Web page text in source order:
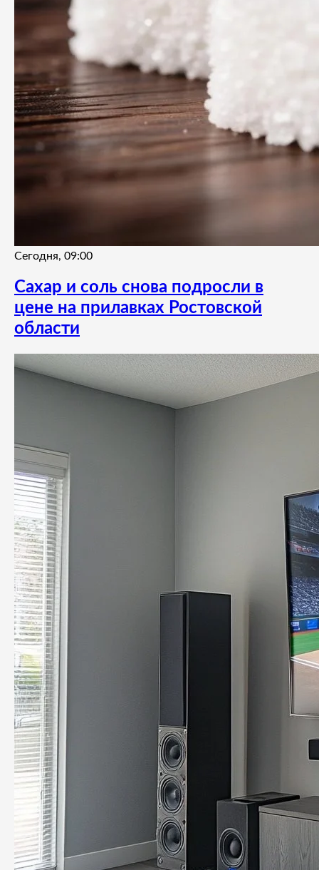
Сегодня, 09:00
Сахар и соль снова подросли в
цене на прилавках Ростовской
области